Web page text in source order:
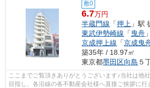
敷0
6.7万円
半蔵門線 「押上 」駅
東武伊勢崎線 「曳舟
京成押上線 「京成曳
築35年 / 18.97㎡
東京都墨田区向島 ５
ここまでご覧頂きありがとうございます♪当社は他
目指し、各沿線の各不動産会社様へ直接ご挨拶に行